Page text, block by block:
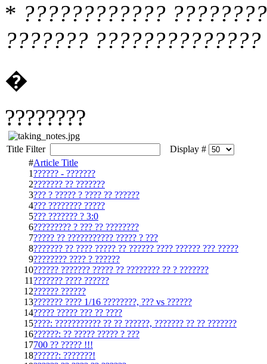
* ????????????
???????
�
????????
Title Filter
Display #
#Article Title
1?????? - ???????
2??????? ?? ???????
3??? ? ????? ? ???? ?? ??????
4??? ???????? ?????
5??? ??????? ? 3:0
6????????? ? ??? ?? ????????
7????? ?? ??????????? ????? ? ???
8??????? ?? ???? ????? ?? ?????? ???? ?????? ??? ?????
9???????? ???? ? ??????
10?????? ??????? ????? ?? ???????? ?? ? ???????
11??????? ???? ??????
12?????? ??????
13??????? ???? 1/16 ????????, ??? vs ??????
14????? ????? ??? ?? ????
15????: ??????????? ?? ?? ??????, ??????? ?? ?? ???????
16??????: ?? ????? ????? ? ???
17700 ?? ????? !!!
18??????: ???????!